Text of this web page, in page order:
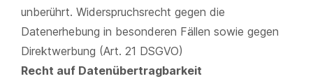
unberührt. Widerspruchsrecht gegen die
Datenerhebung in besonderen Fällen sowie gegen
Direktwerbung (Art. 21 DSGVO)
Recht auf Datenübertragbarkeit